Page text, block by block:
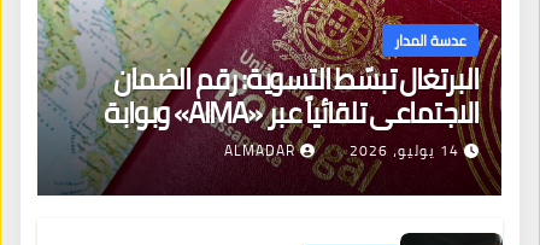
عدسة المدار
البرتغال تبسّط التسوية: رقم الضمان
الاجتماعي تلقائياً عبر «AIMA» وبوابة
جديدة لتجديد الإقامات
14 يوليو، 2026 ALMADAR